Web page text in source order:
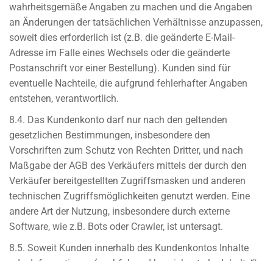
wahrheitsgemäße Angaben zu machen und die Angaben
an Änderungen der tatsächlichen Verhältnisse anzupassen,
soweit dies erforderlich ist (z.B. die geänderte E-Mail-
Adresse im Falle eines Wechsels oder die geänderte
Postanschrift vor einer Bestellung). Kunden sind für
eventuelle Nachteile, die aufgrund fehlerhafter Angaben
entstehen, verantwortlich.
8.4. Das Kundenkonto darf nur nach den geltenden
gesetzlichen Bestimmungen, insbesondere den
Vorschriften zum Schutz von Rechten Dritter, und nach
Maßgabe der AGB des Verkäufers mittels der durch den
Verkäufer bereitgestellten Zugriffsmasken und anderen
technischen Zugriffsmöglichkeiten genutzt werden. Eine
andere Art der Nutzung, insbesondere durch externe
Software, wie z.B. Bots oder Crawler, ist untersagt.
8.5. Soweit Kunden innerhalb des Kundenkontos Inhalte